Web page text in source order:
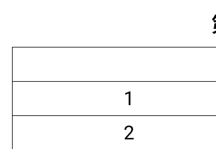
1
2